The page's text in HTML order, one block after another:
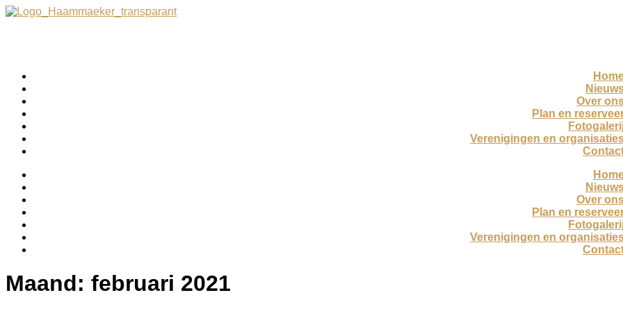
Over
Plan en
Verenigingen en
Over
Plan en
Verenigingen en
Maand: februari 2021